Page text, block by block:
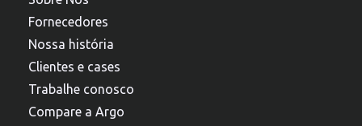
Fornecedores
Nossa história
Clientes e cases
Trabalhe conosco
Compare a Argo